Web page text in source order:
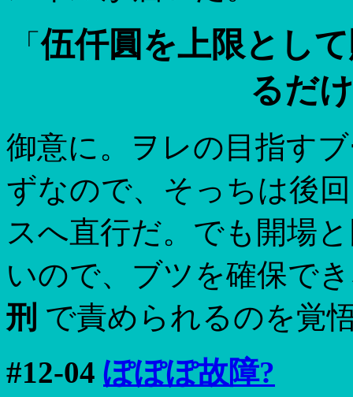
「伍仟圓を上限とし
るだ
御意に。ヲレの目指す
ずなので、そっちは後
スへ直行だ。でも開場
いので、ブツを確保で
刑 で責められるのを覚
#12-04 ぽぽぽ故障?